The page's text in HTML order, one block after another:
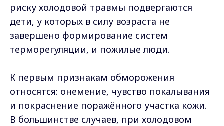
риску холодовой травмы подвергаются
дети, у которых в силу возраста не
завершено формирование систем
терморегуляции, и пожилые люди.
К первым признакам обморожения
относятся: онемение, чувство покалывания
и покраснение поражённого участка кожи.
В большинстве случаев, при холодовом